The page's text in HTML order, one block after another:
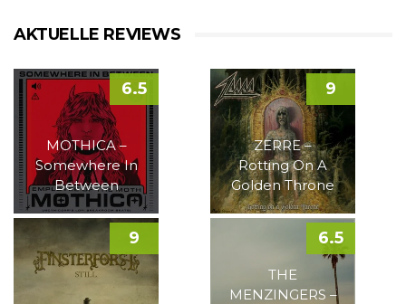
AKTUELLE REVIEWS
MOTHICA –
Somewhere In
Between
6.5
ZERRE –
Rotting On A
Golden Throne
9
9
THE
MENZINGERS –
6.5